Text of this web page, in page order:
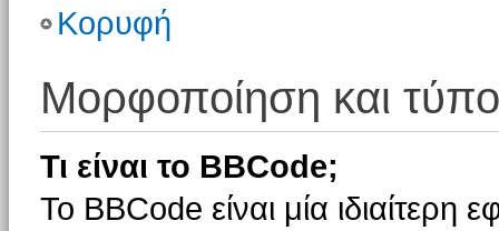
Κορυφή
Μορφοποίηση και
Τι είναι το BBCode;
Το BBCode είναι μία